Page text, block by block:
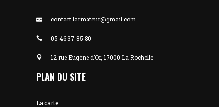
contact.larmateur@gmail.com
05 46 37 85 80
12 rue Eugène d’Or, 17000 La Rochelle
PLAN DU SITE
La carte